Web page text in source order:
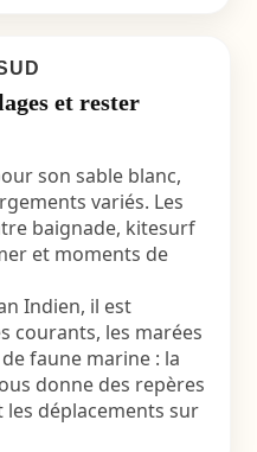
et rester
son sable blanc,
variés. Les
baignade, kitesurf
et moments de
Indien, il est
courants, les marées
faune marine : la
donne des repères
déplacements sur